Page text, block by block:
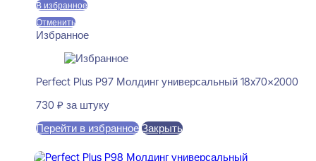
В избранное
Отменить
Избранное
Perfect Plus P97 Молдинг универсальный 18x70x2000
730 ₽ за штуку
Перейти в избранное Закрыть